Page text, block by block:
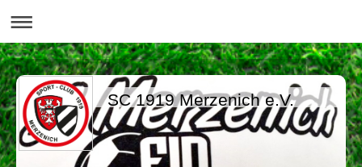
SC 1919 Merzenich e.V.